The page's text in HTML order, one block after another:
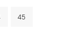
45